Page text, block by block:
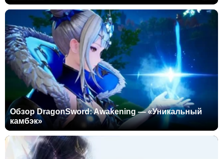
Обзор DragonSword: Awakening — «Уникальный
камбэк»